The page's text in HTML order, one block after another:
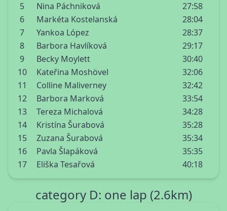
5
Nina Páchniková
27:58
6
Markéta Kostelanská
28:04
7
Yankoa López
28:37
8
Barbora Havlíková
29:17
9
Becky Moylett
30:40
10
Kateřina Moshövel
32:06
11
Colline Maliverney
32:42
12
Barbora Marková
33:54
13
Tereza Michalová
34:28
14
Kristína Šurabová
35:28
15
Zuzana Šurabová
35:34
16
Pavla Šlapáková
35:35
17
Eliška Tesařová 40:18
category D: one lap (2.6km)